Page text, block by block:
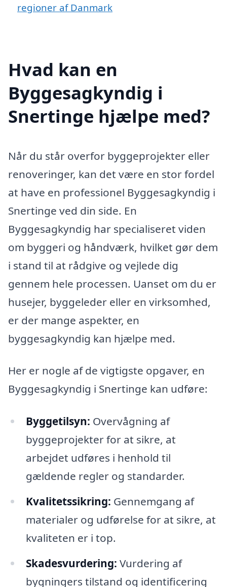
regioner af Danmark
Hvad kan en
Byggesagkyndig i
Snertinge hjælpe med?
Når du står overfor byggeprojekter eller
renoveringer, kan det være en stor fordel
at have en professionel Byggesagkyndig i
Snertinge ved din side. En
Byggesagkyndig har specialiseret viden
om byggeri og håndværk, hvilket gør dem
i stand til at rådgive og vejlede dig
gennem hele processen. Uanset om du er
husejer, byggeleder eller en virksomhed,
er der mange aspekter, en
byggesagkyndig kan hjælpe med.
Her er nogle af de vigtigste opgaver, en
Byggesagkyndig i Snertinge kan udføre:
Byggetilsyn: Overvågning af
byggeprojekter for at sikre, at
arbejdet udføres i henhold til
gældende regler og standarder.
Kvalitetssikring: Gennemgang af
materialer og udførelse for at sikre, at
kvaliteten er i top.
Skadesvurdering: Vurdering af
bygningers tilstand og identificering